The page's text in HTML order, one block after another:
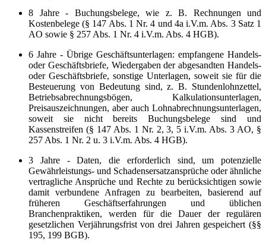
8 Jahre - Buchungsbelege, wie z. B. Rechnungen und
Kostenbelege (§ 147 Abs. 1 Nr. 4 und 4a i.V.m. Abs. 3 Satz 1
AO sowie § 257 Abs. 1 Nr. 4 i.V.m. Abs. 4 HGB).
6 Jahre - Übrige Geschäftsunterlagen: empfangene Handels-
oder Geschäftsbriefe, Wiedergaben der abgesandten Handels-
oder Geschäftsbriefe, sonstige Unterlagen, soweit sie für die
Besteuerung von Bedeutung sind, z. B. Stundenlohnzettel,
Betriebsabrechnungsbögen, Kalkulationsunterlagen,
Preisauszeichnungen, aber auch Lohnabrechnungsunterlagen,
soweit sie nicht bereits Buchungsbelege sind und
Kassenstreifen (§ 147 Abs. 1 Nr. 2, 3, 5 i.V.m. Abs. 3 AO, §
257 Abs. 1 Nr. 2 u. 3 i.V.m. Abs. 4 HGB).
3 Jahre - Daten, die erforderlich sind, um potenzielle
Gewährleistungs- und Schadensersatzansprüche oder ähnliche
vertragliche Ansprüche und Rechte zu berücksichtigen sowie
damit verbundene Anfragen zu bearbeiten, basierend auf
früheren Geschäftserfahrungen und üblichen
Branchenpraktiken, werden für die Dauer der regulären
gesetzlichen Verjährungsfrist von drei Jahren gespeichert (§§
195, 199 BGB).